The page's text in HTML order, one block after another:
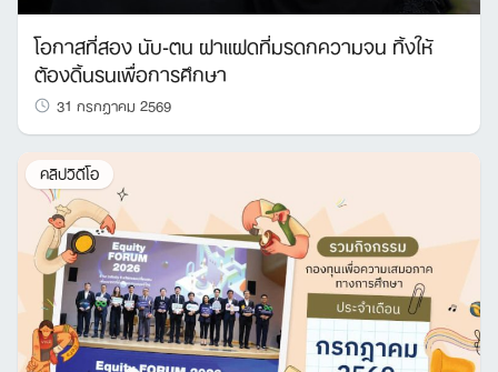
โอกาสที่สอง นับ-ตน ฝาแฝดที่มรดกความจน ทิ้งให้
ต้องดิ้นรนเพื่อการศึกษา
31 กรกฎาคม 2569
คลิปวิดีโอ